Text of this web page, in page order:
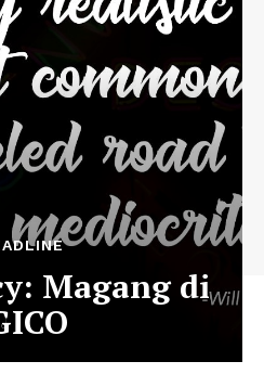
Magang di